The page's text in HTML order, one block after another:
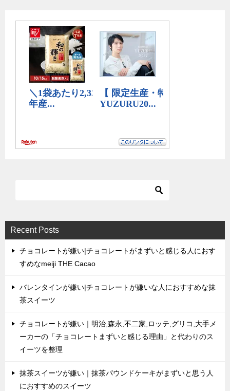
Recent Posts
チョコレートが嫌い|チョコレートがまずいと感じる人におす
すめなmeiji THE Cacao
バレンタインが嫌い|チョコレートが嫌いな人におすすめな抹
茶スイーツ
チョコレートが嫌い｜明治,森永,不二家,ロッテ,グリコ,大手メ
ーカーの「チョコレートまずいと感じる理由」と代わりのス
イーツを整理
抹茶スイーツが嫌い｜抹茶パウンドケーキがまずいと思う人
におすすめのスイーツ